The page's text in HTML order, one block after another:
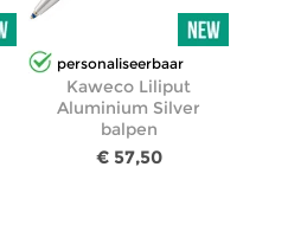
personaliseerbaar
Kaweco Liliput
Aluminium Silver
balpen
€ 57,50